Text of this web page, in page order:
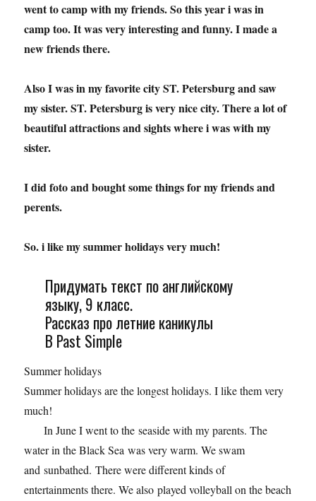
went to camp with my friends. So this year i was in
camp too. It was very interesting and funny. I made a
new friends there.
Also I was in my favorite city ST. Petersburg and saw
my sister. ST. Petersburg is very nice city. There a lot of
beautiful attractions and sights where i was with my
sister.
I did foto and bought some things for my friends and
perents.
So. i like my summer holidays very much!
Придумать текст по английскому
языку, 9 класс.
Рассказ про летние каникулы
В Past Simple
Summer holidays
Summer holidays are the longest holidays. I like them very
much!
In June I went to the seaside with my parents. The
water in the Black Sea was very warm. We swam
and sunbathed. There were different kinds of
entertainments there. We also played volleyball on the beach